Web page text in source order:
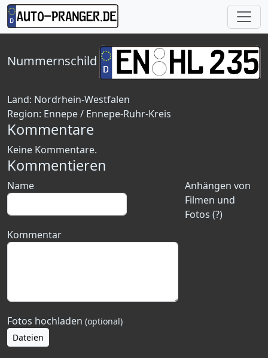
Nummernschild
Land: Nordrhein-Westfalen
Region: Ennepe / Ennepe-Ruhr-Kreis
Kommentare
Keine Kommentare.
Kommentieren
Anhängen von
Filmen und
Fotos (?)
Name
Kommentar
Fotos hochladen (optional)
Dateien